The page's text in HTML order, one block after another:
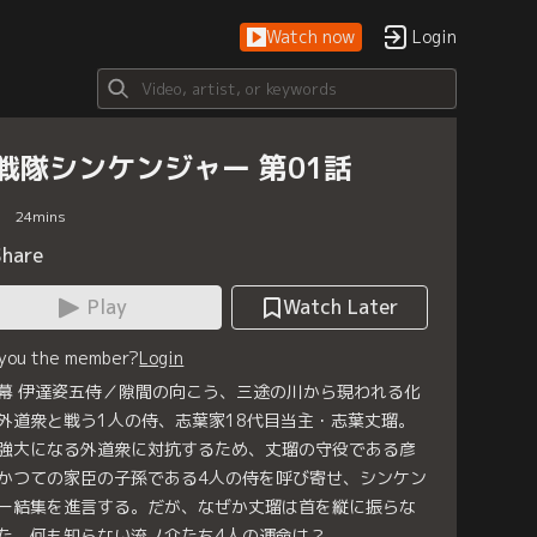
Watch now Login
隊シンケンジャー 第01話
24mins
Play
Watch Later
the member?Login
伊達姿五侍／隙間の向こう、三途の川から現われる化
道衆と戦う1人の侍、志葉家18代目当主・志葉丈瑠。
大になる外道衆に対抗するため、丈瑠の守役である彦
つての家臣の子孫である4人の侍を呼び寄せ、シンケン
結集を進言する。だが、なぜか丈瑠は首を縦に振らな